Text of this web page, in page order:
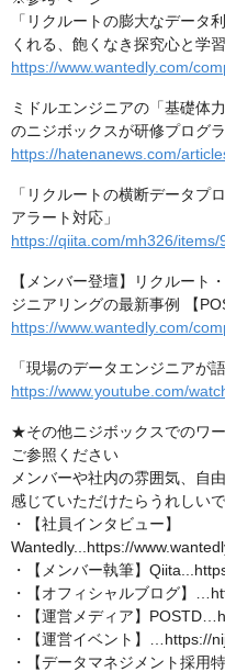
「リクルートの膨大なデータ
くれる、飽くなき探究心と学習
https://www.wantedly.com/
ミドルエンジニアの「基礎体
のニジボックスが研修プログ
https://hatenanews.com/
「リクルートの横断データプ
アラート対応」
https://qiita.com/mh326/
【メンバー登壇】リクルート
ジニアリングの最新事例 【
https://www.wantedly.com/
「現場のデータエンジニアが
https://www.youtube.com/
★その他ニジボックスでのワ
ご参照ください
メンバーや社内の雰囲気、自
感じていただけたらうれしいで
・【社員インタビュー】
Wantedly...https://
・【メンバー執筆】
・【オフィシャルブログ】
・【運営メディア】
・【運営イベント】…https://
・【データマネジメント採用